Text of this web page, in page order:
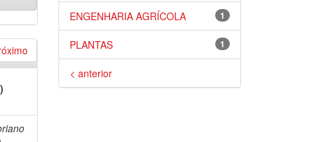
1
ENGENHARIA AGRÍCOLA
1
PLANTAS
< anterior